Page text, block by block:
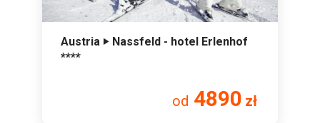
Austria ‣ Nassfeld - hotel Erlenhof
****
od 4890 zł